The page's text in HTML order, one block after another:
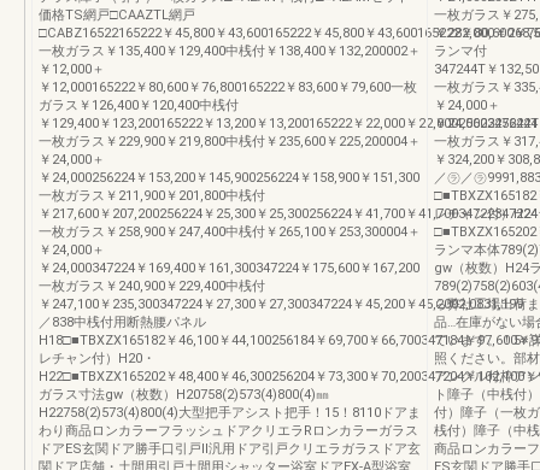
価格TS網戸□CAAZTL網戸
□CABZ16522165222￥45,800￥43,600165222￥45,800￥43,600165222￥80,600￥
一枚ガラス￥135,400￥129,400中桟付￥138,400￥132,200002＋
￥12,000＋
￥12,000165222￥80,600￥76,800165222￥83,600￥79,600一枚
ガラス￥126,400￥120,400中桟付
￥129,400￥123,200165222￥13,200￥13,200165222￥22,000￥
一枚ガラス￥229,900￥219,800中桟付￥235,600￥225,200004＋
￥24,000＋
￥24,000256224￥153,200￥145,900256224￥158,900￥151,300
一枚ガラス￥211,900￥201,800中桟付
￥217,600￥207,200256224￥25,300￥25,300256224￥41,700￥
一枚ガラス￥258,900￥247,400中桟付￥265,100￥253,300004＋
￥24,000＋
￥24,000347224￥169,400￥161,300347224￥175,600￥167,200
一枚ガラス￥240,900￥229,400中桟付
￥247,100￥235,300347224￥27,300￥27,300347224￥45,200￥45,2002,0831,199
／838中桟付用断熱腰パネル
H18□■TBXZX165182￥46,100￥44,100256184￥69,700￥66,700347184￥97,600￥
レチャン付）H20・
H22□■TBXZX165202￥48,400￥46,300256204￥73,300￥70,200347204￥102,100
ガラス寸法gw（枚数）H20758(2)573(4)800(4)㎜
H22758(2)573(4)800(4)大型把手アシスト把手！15！8110ドアま
わり商品ロンカラーフラッシュドアクリエラRロンカラーガラス
ドアES玄関ドア勝手口引戸Ⅱ汎用ドア引戸クリエラガラスドア玄
関ドア店舗・土間用引戸土間用シャッター浴室ドアEX-A型浴室
一枚ガラス￥
￥282,000￥
ランマ付
347244T￥
一枚ガラス￥
￥24,000＋
￥
一枚ガラス￥
￥324,200￥
／㋶／㋶
□■TBXZX165182
レチャン付）
□■TBXZX165202
ランマ本体
gw（枚数）H24
ら弊社工場出荷
品…在庫がない場
ています。！5※
照ください。部
アングル付枠ア
ト障子（中桟付
付）障子（一枚
桟付）障子（中
商品ロンカラー
ES玄関ドア勝手